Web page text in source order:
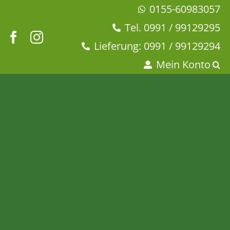
springen
0155-60983057
Tel. 0991 / 99129295
Lieferung: 0991 / 99129294
Mein Konto